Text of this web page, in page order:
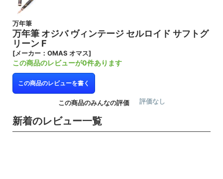
万年筆
万年筆 オジバ ヴィンテージ セルロイド サフトグ
リーン F
[メーカー：OMAS オマス]
この商品のレビューが0件あります
この商品のレビューを書く
この商品のみんなの評価 評価なし
新着のレビュー一覧